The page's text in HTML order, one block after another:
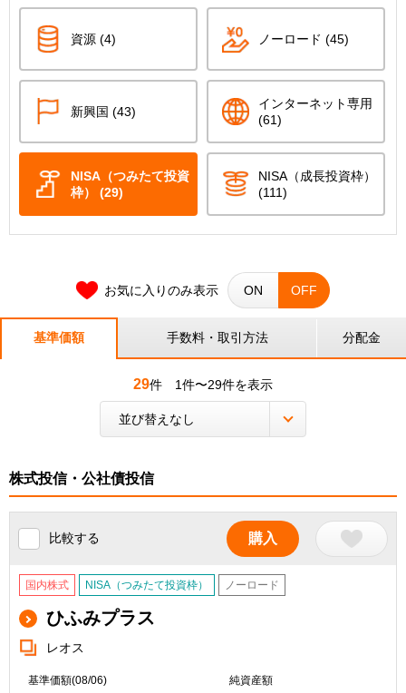
資源 (4) ノーロード (45)
新興国 (43)
インターネット専用
(61)
NISA（つみたて投資
枠） (29)
NISA（成長投資枠）
(111)
お気に入りのみ表示 ON OFF
基準価額 手数料・取引方法 分配金
29件 1件〜29件を表示
株式投信・公社債投信
比較する 購入
国内株式 NISA（つみたて投資枠） ノーロード
ひふみプラス
レオス
基準価額(08/06) 純資産額